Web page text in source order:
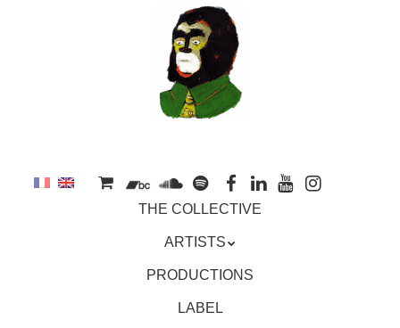
THE COLLECTIVE
ARTISTS
PRODUCTIONS
LABEL